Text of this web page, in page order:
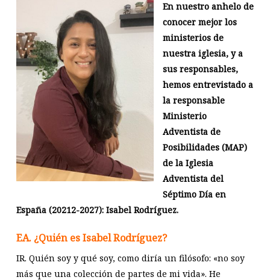
En nuestro anhelo de
conocer mejor los
ministerios de
nuestra iglesia, y a
sus responsables,
hemos entrevistado a
la responsable
Ministerio
Adventista de
Posibilidades (MAP)
de la Iglesia
Adventista del
Séptimo Día en
España (20212-2027): Isabel Rodríguez.
EA. ¿Quién es Isabel Rodríguez?
IR. Quién soy y qué soy, como diría un filósofo: «no soy
más que una colección de partes de mi vida». He